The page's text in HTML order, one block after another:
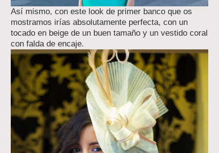
Así mismo, con este look de primer banco que os
mostramos irías absolutamente perfecta, con un
tocado en beige de un buen tamaño y un vestido coral
con falda de encaje.